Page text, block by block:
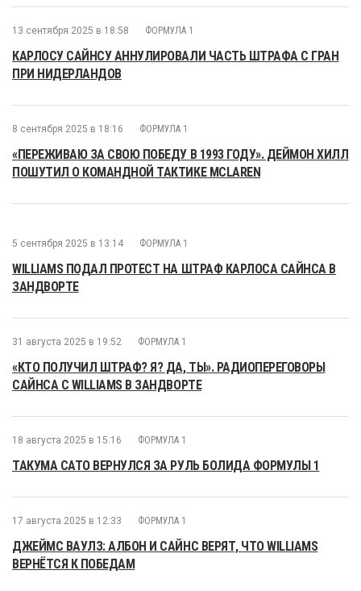
13 сентября 2025 в 18:58 ФОРМУЛА 1
КАРЛОСУ САЙНСУ АННУЛИРОВАЛИ ЧАСТЬ ШТРАФА С ГРАН
ПРИ НИДЕРЛАНДОВ
8 сентября 2025 в 18:16 ФОРМУЛА 1
«ПЕРЕЖИВАЮ ЗА СВОЮ ПОБЕДУ В 1993 ГОДУ». ДЕЙМОН ХИЛЛ
ПОШУТИЛ О КОМАНДНОЙ ТАКТИКЕ MCLAREN
5 сентября 2025 в 13:14 ФОРМУЛА 1
WILLIAMS ПОДАЛ ПРОТЕСТ НА ШТРАФ КАРЛОСА САЙНСА В
ЗАНДВОРТЕ
31 августа 2025 в 19:52 ФОРМУЛА 1
«КТО ПОЛУЧИЛ ШТРАФ? Я? ДА, ТЫ». РАДИОПЕРЕГОВОРЫ
САЙНСА С WILLIAMS В ЗАНДВОРТЕ
18 августа 2025 в 15:16 ФОРМУЛА 1
ТАКУМА САТО ВЕРНУЛСЯ ЗА РУЛЬ БОЛИДА ФОРМУЛЫ 1
17 августа 2025 в 12:33 ФОРМУЛА 1
ДЖЕЙМС ВАУЛЗ: АЛБОН И САЙНС ВЕРЯТ, ЧТО WILLIAMS
ВЕРНЁТСЯ К ПОБЕДАМ